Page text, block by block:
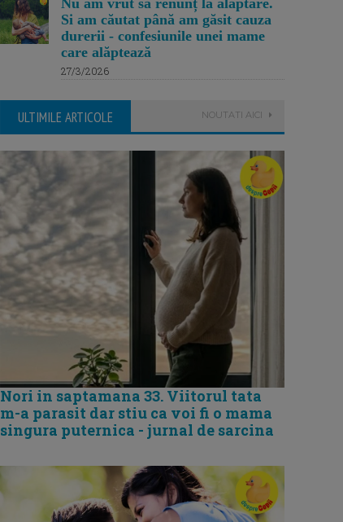
Nu am vrut să renunț la alăptare.
Si am căutat până am găsit cauza
durerii - confesiunile unei mame
care alăptează
27/3/2026
ULTIMILE ARTICOLE NOUTATI AICI
Nori in saptamana 33. Viitorul tata
m-a parasit dar stiu ca voi fi o mama
singura puternica - jurnal de sarcina